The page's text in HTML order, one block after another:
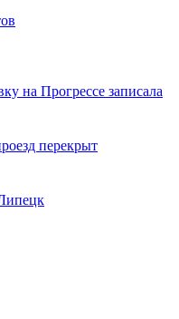
на Прогрессе записала
перекрыт